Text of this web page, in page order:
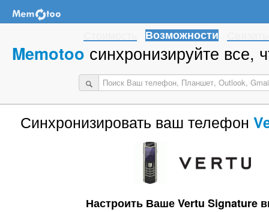
Возможности
Memotoo синхронизируйте все,
Синхронизировать ваш телефон
Настроить Ваше Vertu Signature